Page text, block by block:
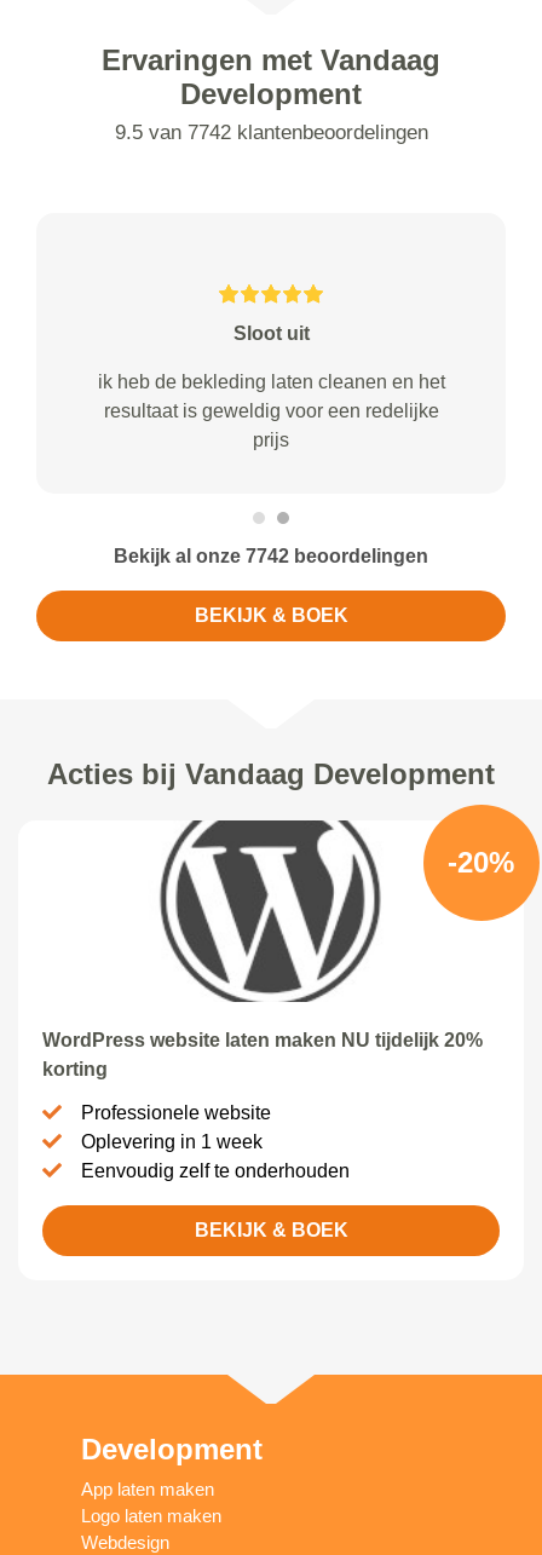
Ervaringen met Vandaag
Development
9.5 van 7742 klantenbeoordelingen
Sloot uit
ik heb de bekleding laten cleanen en het
resultaat is geweldig voor een redelijke
prijs
Bekijk al onze 7742 beoordelingen
BEKIJK & BOEK
Acties bij Vandaag Development
-20%
WordPress website laten maken NU tijdelijk 20%
korting
Professionele website
Oplevering in 1 week
Eenvoudig zelf te onderhouden
BEKIJK & BOEK
Development
App laten maken
Logo laten maken
Webdesign